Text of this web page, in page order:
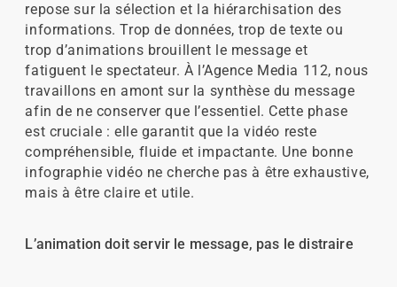
repose sur la sélection et la hiérarchisation des
informations. Trop de données, trop de texte ou
trop d’animations brouillent le message et
fatiguent le spectateur. À l’Agence Media 112, nous
travaillons en amont sur la synthèse du message
afin de ne conserver que l’essentiel. Cette phase
est cruciale : elle garantit que la vidéo reste
compréhensible, fluide et impactante. Une bonne
infographie vidéo ne cherche pas à être exhaustive,
mais à être claire et utile.
L’animation doit servir le message, pas le distraire